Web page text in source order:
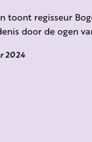
toont regisseur
door de ogen
2024